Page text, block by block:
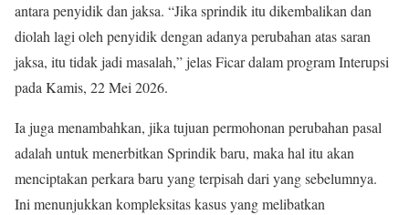
antara penyidik dan jaksa. “Jika sprindik itu dikembalikan dan
diolah lagi oleh penyidik dengan adanya perubahan atas saran
jaksa, itu tidak jadi masalah,” jelas Ficar dalam program Interupsi
pada Kamis, 22 Mei 2026.
Ia juga menambahkan, jika tujuan permohonan perubahan pasal
adalah untuk menerbitkan Sprindik baru, maka hal itu akan
menciptakan perkara baru yang terpisah dari yang sebelumnya.
Ini menunjukkan kompleksitas kasus yang melibatkan